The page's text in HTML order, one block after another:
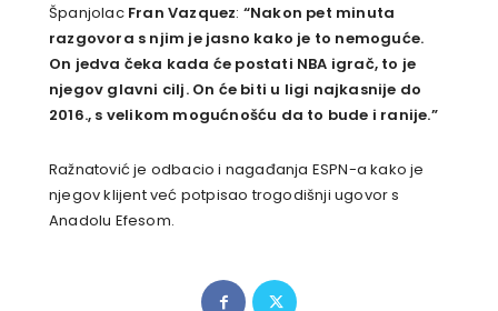
Španjolac Fran Vazquez: “Nakon pet minuta
razgovora s njim je jasno kako je to nemoguće.
On jedva čeka kada će postati NBA igrač, to je
njegov glavni cilj. On će biti u ligi najkasnije do
2016., s velikom mogućnošću da to bude i ranije.”
Ražnatović je odbacio i nagađanja ESPN-a kako je
njegov klijent već potpisao trogodišnji ugovor s
Anadolu Efesom.